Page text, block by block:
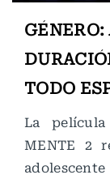
TODO
La
MENTE 2